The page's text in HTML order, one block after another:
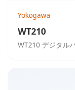
Yokogawa
WT210
WT210 デジタル